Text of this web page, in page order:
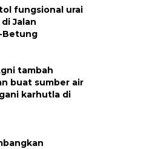
fungsional urai
Jalan
Betung
tambah
buat sumber air
karhutla di